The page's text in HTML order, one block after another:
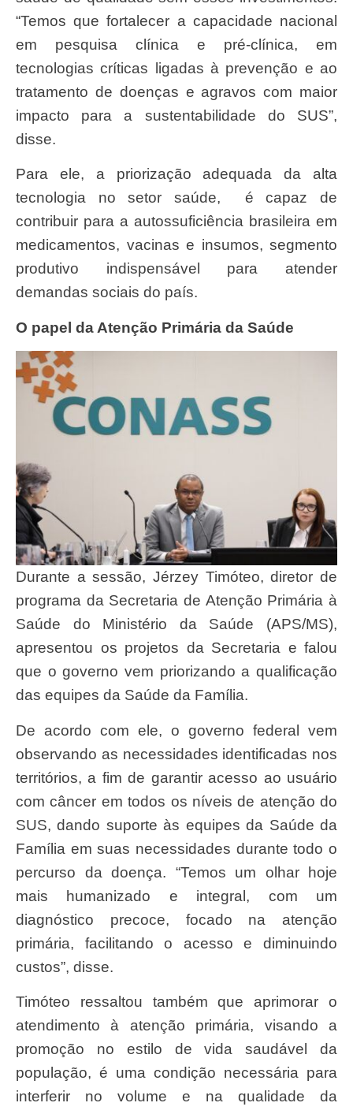
“Temos que fortalecer a capacidade nacional
em pesquisa clínica e pré-clínica, em
tecnologias críticas ligadas à prevenção e ao
tratamento de doenças e agravos com maior
impacto para a sustentabilidade do SUS”,
disse.
Para ele, a priorização adequada da alta
tecnologia no setor saúde, é capaz de
contribuir para a autossuficiência brasileira em
medicamentos, vacinas e insumos, segmento
produtivo indispensável para atender
demandas sociais do país.
O papel da Atenção Primária da Saúde
Durante a sessão, Jérzey Timóteo, diretor de
programa da Secretaria de Atenção Primária à
Saúde do Ministério da Saúde (APS/MS),
apresentou os projetos da Secretaria e falou
que o governo vem priorizando a qualificação
das equipes da Saúde da Família.
De acordo com ele, o governo federal vem
observando as necessidades identificadas nos
territórios, a fim de garantir acesso ao usuário
com câncer em todos os níveis de atenção do
SUS, dando suporte às equipes da Saúde da
Família em suas necessidades durante todo o
percurso da doença. “Temos um olhar hoje
mais humanizado e integral, com um
diagnóstico precoce, focado na atenção
primária, facilitando o acesso e diminuindo
custos”, disse.
Timóteo ressaltou também que aprimorar o
atendimento à atenção primária, visando a
promoção no estilo de vida saudável da
população, é uma condição necessária para
interferir no volume e na qualidade da